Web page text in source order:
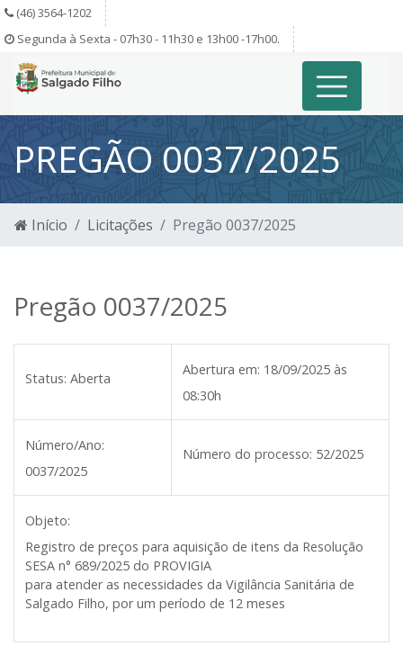
(46) 3564-1202
Segunda à Sexta - 07h30 - 11h30 e 13h00 -17h00.
PREGÃO 0037/2025
Início Licitações Pregão 0037/2025
Pregão 0037/2025
Status: Aberta
Abertura em: 18/09/2025 às
08:30h
Número/Ano:
0037/2025
Número do processo: 52/2025
Objeto:
Registro de preços para aquisição de itens da Resolução
SESA n° 689/2025 do PROVIGIA
para atender as necessidades da Vigilância Sanitária de
Salgado Filho, por um período de 12 meses